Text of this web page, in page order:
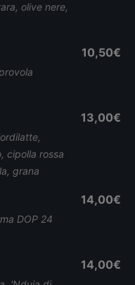
olive nere,
10,50€
cipolla rossa
grana
13,00€
DOP 24
14,00€
14,00€